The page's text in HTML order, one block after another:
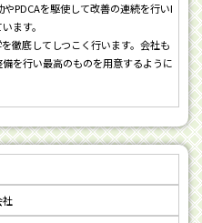
PDCAを駆使して改善の連続を行いI
ます。
徹底してしつこく行います。会社も
を行い最高のものを用意するように
社